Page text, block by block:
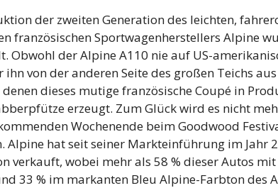
der zweiten Generation des leichten,
französischen Sportwagenherstellers Alpine
Obwohl der Alpine A110 nie auf US-
ihn von der anderen Seite des großen Teichs
denen dieses mutige französische Coupé in
erzeugt. Zum Glück wird es nicht
Wochenende beim Goodwood
Alpine hat seit seiner Markteinführung im Jahr
verkauft, wobei mehr als 58 % dieser Autos
33 % im markanten Bleu Alpine-Farbton des